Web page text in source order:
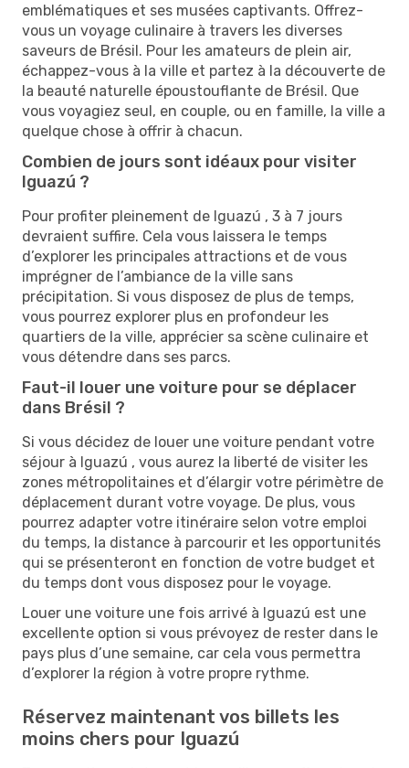
emblématiques et ses musées captivants. Offrez-
vous un voyage culinaire à travers les diverses
saveurs de Brésil. Pour les amateurs de plein air,
échappez-vous à la ville et partez à la découverte de
la beauté naturelle époustouflante de Brésil. Que
vous voyagiez seul, en couple, ou en famille, la ville a
quelque chose à offrir à chacun.
Combien de jours sont idéaux pour visiter
Iguazú ?
Pour profiter pleinement de Iguazú , 3 à 7 jours
devraient suffire. Cela vous laissera le temps
d’explorer les principales attractions et de vous
imprégner de l’ambiance de la ville sans
précipitation. Si vous disposez de plus de temps,
vous pourrez explorer plus en profondeur les
quartiers de la ville, apprécier sa scène culinaire et
vous détendre dans ses parcs.
Faut-il louer une voiture pour se déplacer
dans Brésil ?
Si vous décidez de louer une voiture pendant votre
séjour à Iguazú , vous aurez la liberté de visiter les
zones métropolitaines et d’élargir votre périmètre de
déplacement durant votre voyage. De plus, vous
pourrez adapter votre itinéraire selon votre emploi
du temps, la distance à parcourir et les opportunités
qui se présenteront en fonction de votre budget et
du temps dont vous disposez pour le voyage.
Louer une voiture une fois arrivé à Iguazú est une
excellente option si vous prévoyez de rester dans le
pays plus d’une semaine, car cela vous permettra
d’explorer la région à votre propre rythme.
Réservez maintenant vos billets les
moins chers pour Iguazú